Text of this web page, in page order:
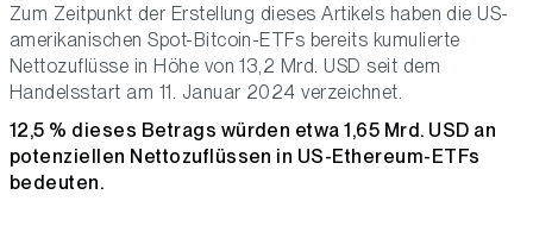
Zum Zeitpunkt der Erstellung dieses Artikels haben die US-
amerikanischen Spot-Bitcoin-ETFs bereits kumulierte
Nettozuflüsse in Höhe von 13,2 Mrd. USD seit dem
Handelsstart am 11. Januar 2024 verzeichnet.
12,5 % dieses Betrags würden etwa 1,65 Mrd. USD an
potenziellen Nettozuflüssen in US-Ethereum-ETFs
bedeuten.